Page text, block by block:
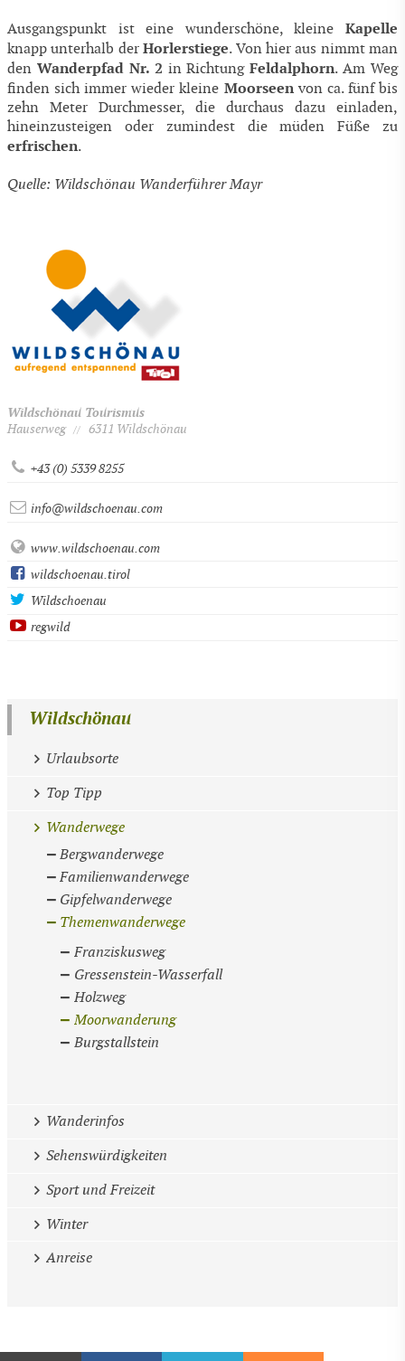
Ausgangspunkt ist eine wunderschöne, kleine Kapelle
knapp unterhalb derHorlerstiege. Von hier aus nimmt man
den Wanderpfad Nr. 2 in RichtungFeldalphorn. Am Weg
finden sich immer wieder kleine Moorseenvon ca. fünf bis
zehn Meter Durchmesser, die durchaus dazu einladen,
hineinzusteigen oder zumindest die müden Füße zu
erfrischen.
Quelle: Wildschönau Wanderführer Mayr
Wildschönau Tourismus
Hauserweg // 6311 Wildschönau
+43 (0) 5339 8255
info@wildschoenau.com
www.wildschoenau.com
wildschoenau.tirol
Wildschoenau
regwild
Wildschönau
Urlaubsorte
Top Tipp
Wanderwege
Bergwanderwege
Familienwanderwege
Gipfelwanderwege
Themenwanderwege
Franziskusweg
Gressenstein-Wasserfall
Holzweg
Moorwanderung
Burgstallstein
Wanderinfos
Sehenswürdigkeiten
Sport und Freizeit
Winter
Anreise